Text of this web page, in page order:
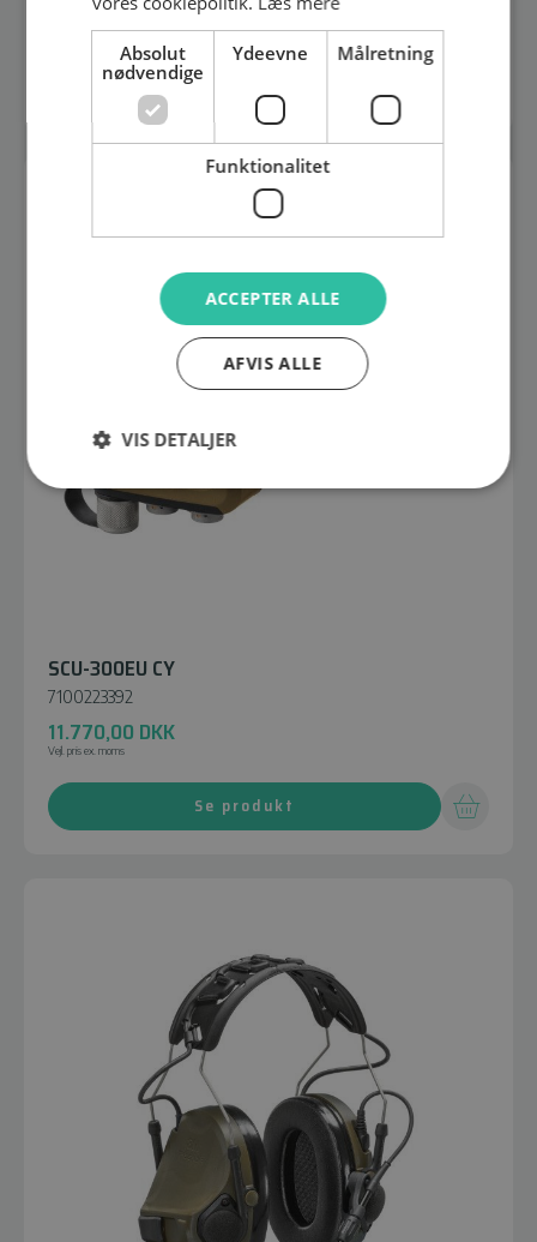
3.880,00DKK
Se produkt
SCU-300EU CY
7100223392
11.770,00 DKK
Vejl. pris ex. moms
Se produkt
Absolut
nødvendige
Ydeevne Målretning
Funktionalitet
ACCEPTER ALLE
AFVIS ALLE
VIS DETALJER